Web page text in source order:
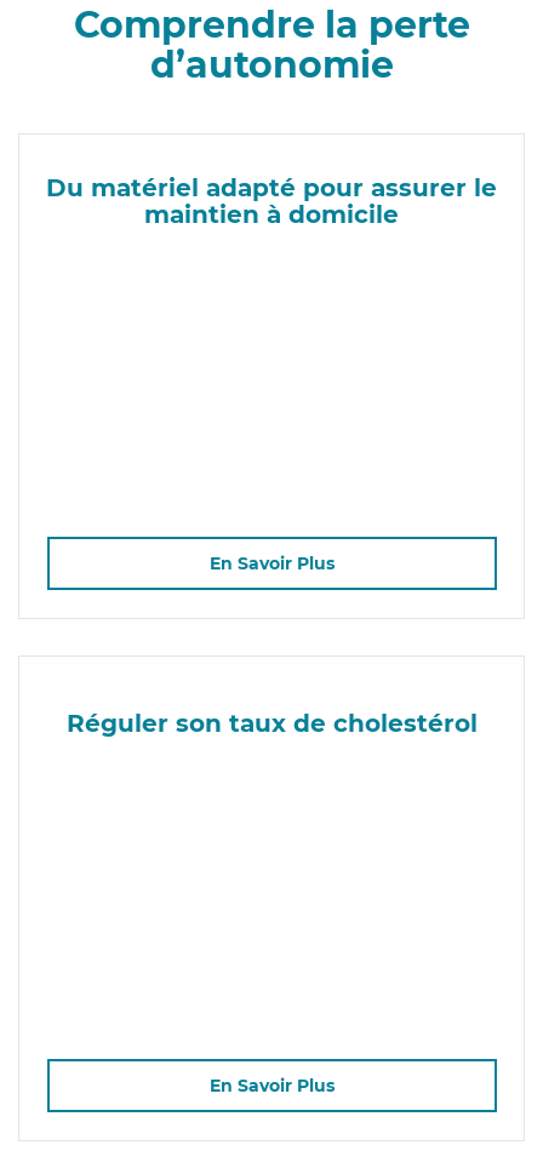
Comprendre la perte
d’autonomie
Du matériel adapté pour assurer le
maintien à domicile
En Savoir Plus
Réguler son taux de cholestérol
En Savoir Plus